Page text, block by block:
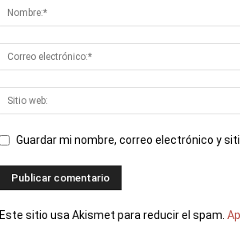
Guardar mi nombre, correo electrónico y
Este sitio usa Akismet para reducir el spam.